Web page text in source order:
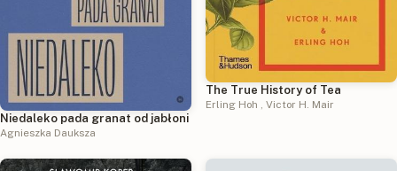
Niedaleko pada granat od jabłoni
Agnieszka Dauksza
The True History of Tea
Erling Hoh Victor H. Mair